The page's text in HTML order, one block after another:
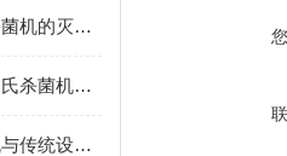
简述罐头喷淋巴氏杀菌机的灭菌过程
不会操作袋装食品巴氏杀菌机？进来看
果汁饮料巴氏杀菌机与传统设备相比更具优势